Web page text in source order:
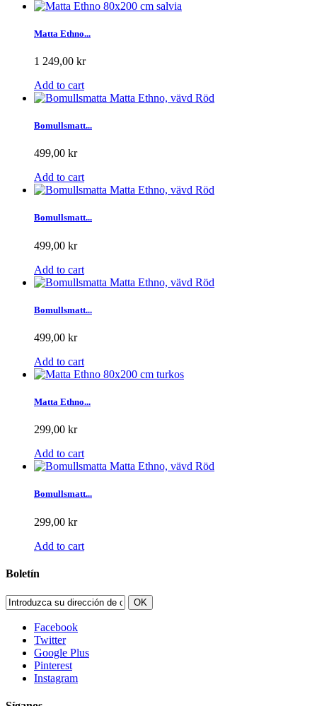
Matta Ethno...
1 249,00 kr
Add to cart
Bomullsmatt...
499,00 kr
Add to cart
Bomullsmatt...
499,00 kr
Add to cart
Bomullsmatt...
499,00 kr
Add to cart
Matta Ethno...
299,00 kr
Add to cart
Bomullsmatt...
299,00 kr
Add to cart
Boletín
OK
Facebook
Twitter
Google Plus
Pinterest
Instagram